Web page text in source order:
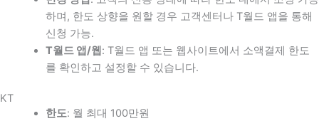
하며, 한도 상향을 원할 경우 고객센터나 T월드 앱을 통해
신청 가능.
T월드 앱/웹 : T월드 앱 또는 웹사이트에서 소액결제 한도
를 확인하고 설정할 수 있습니다.
KT
한도: 월 최대 100만원